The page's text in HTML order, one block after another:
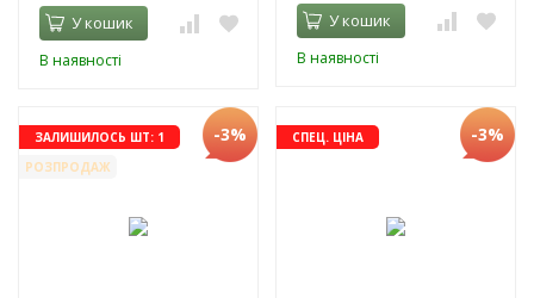
У кошик
В наявності
У кошик
В наявності
ЗАЛИШИЛОСЬ ШТ: 1
РОЗПРОДАЖ
-3% СПЕЦ. ЦІНА -3%